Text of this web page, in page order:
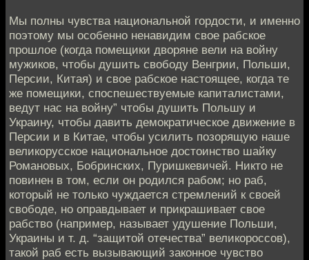
Мы полны чувства национальной гордости, и именно
поэтому мы особенно ненавидим свое рабское
прошлое (когда помещики дворяне вели на войну
мужиков, чтобы душить свободу Венгрии, Польши,
Персии, Китая) и свое рабское настоящее, когда те
же помещики, споспешествуемые капиталистами,
ведут нас на войну” чтобы душить Польшу и
Украину, чтобы давить демократическое движение в
Персии и в Китае, чтобы усилить позорящую наше
великорусское национальное достоинство шайку
Романовых, Бобринских, Пуришкевичей. Никто не
повинен в том, если он родился рабом; но раб,
который не только чуждается стремлений к своей
свободе, но оправдывает и прикрашивает свое
рабство (например, называет удушение Польши,
Украины и т. д. “защитой отечества” великороссов),
такой раб есть вызывающий законное чувство